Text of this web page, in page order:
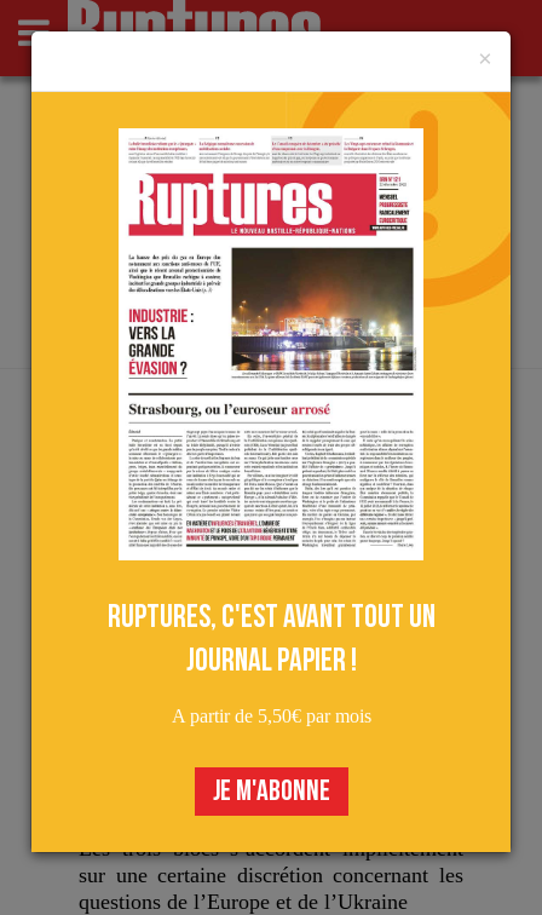
Actus Opinions
Point de Ruptures
Culture
Deutsch
ARCHIVES PAR MOT-CLÉ :AFFRONTEMENTS
Accueil/affrontements
CAMPAGNE LÉGISLATIVE : LES AFFRONTEMENTS
ET LES SILENCES…
Les trois blocs s’accordent implicitement
sur une certaine discrétion concernant les
questions de l’Europe et de l’Ukraine
×
Ruptures, c'est avant tout un
journal papier !
A partir de 5,50€ par mois
JE M'ABONNE